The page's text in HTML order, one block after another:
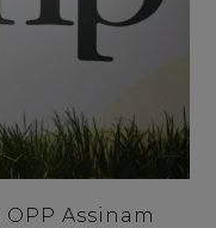
Assinam